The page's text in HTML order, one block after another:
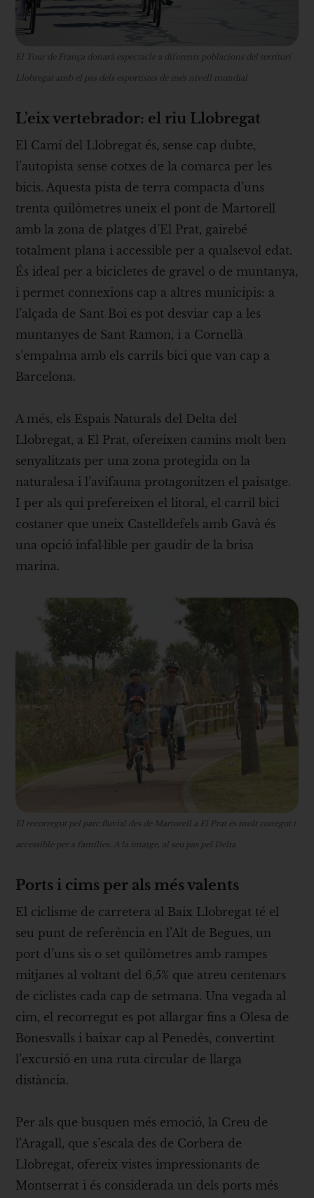
El Tour de França donarà espectacle a diferents poblacions del territori
Llobregat amb el pas dels esportistes de més nivell mundial
L’eix vertebrador: el riu Llobregat
El Camí del Llobregat és, sense cap dubte,
l’autopista sense cotxes de la comarca per les
bicis. Aquesta pista de terra compacta d’uns
trenta quilòmetres uneix el pont de Martorell
amb la zona de platges d’El Prat, gairebé
totalment plana i accessible per a qualsevol edat.
És ideal per a bicicletes de gravel o de muntanya,
i permet connexions cap a altres municipis: a
l’alçada de Sant Boi es pot desviar cap a les
muntanyes de Sant Ramon, i a Cornellà
s’empalma amb els carrils bici que van cap a
Barcelona.
A més, els Espais Naturals del Delta del
Llobregat, a El Prat, ofereixen camins molt ben
senyalitzats per una zona protegida on la
naturalesa i l’avifauna protagonitzen el paisatge.
I per als qui prefereixen el litoral, el carril bici
costaner que uneix Castelldefels amb Gavà és
una opció infal·lible per gaudir de la brisa
marina.
El recorregut pel parc fluvial des de Martorell a El Prat és molt conegut i
accessible per a famílies. A la imatge, al seu pas pel Delta
Ports i cims per als més valents
El ciclisme de carretera al Baix Llobregat té el
seu punt de referència en l’Alt de Begues, un
port d’uns sis o set quilòmetres amb rampes
mitjanes al voltant del 6,5% que atreu centenars
de ciclistes cada cap de setmana. Una vegada al
cim, el recorregut es pot allargar fins a Olesa de
Bonesvalls i baixar cap al Penedès, convertint
l’excursió en una ruta circular de llarga
distància.
Per als que busquen més emoció, la Creu de
l’Aragall, que s’escala des de Corbera de
Llobregat, ofereix vistes impressionants de
Montserrat i és considerada un dels ports més